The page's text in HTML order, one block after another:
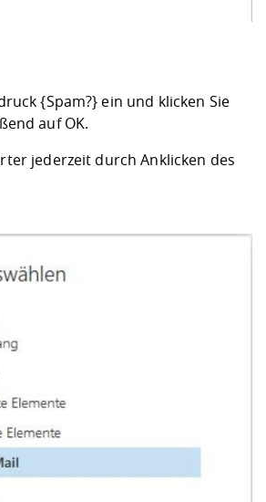
{Spam?} ein und klicken Sie
auf OK.
jederzeit durch Anklicken des